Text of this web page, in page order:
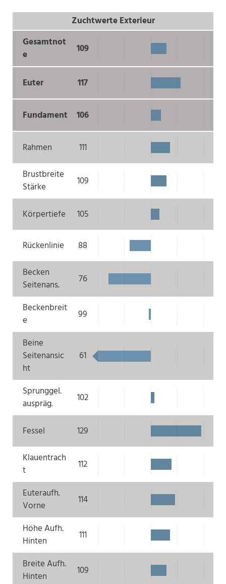
Zuchtwerte Exterieur
Gesamtnot
e
109
Euter 117
Fundament 106
Rahmen
111
Brustbreite
Stärke
109
Körpertiefe 105
Rückenlinie
88
Becken
Seitenans.
76
Beckenbreit
e
99
Beine
Seitenansic
ht
61
Sprunggel.
auspräg.
102
Fessel
129
Klauentrach
t
112
Euteraufh.
Vorne
114
Höhe Aufh.
Hinten
111
Breite Aufh.
Hinten
109